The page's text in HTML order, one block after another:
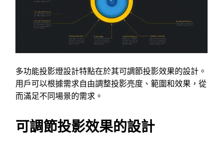
多功能投影燈設計特點在於其可調節投影效果的設計。
用戶可以根據需求自由調整投影亮度、範圍和效果，從
而滿足不同場景的需求。
可調節投影效果的設計